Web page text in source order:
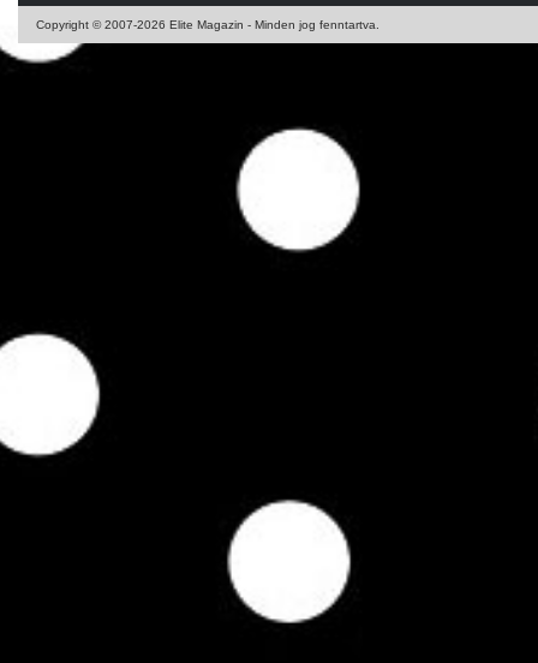
Copyright © 2007-2026 Elite Magazin - Minden jog fenntartva.